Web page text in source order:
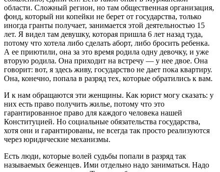
области. Сложный регион, но там общественная организация,
фонд, который ни копейки не берет от государства, только
иногда гранты получает, занимается этой деятельностью 15
лет. Я видел там девушку, которая пришла 6 лет назад туда,
потому что хотела либо сделать аборт, либо бросить ребенка.
А ее приютили, она за это время родила одну девочку, и уже
вторую родила. Она приходит на встречу — у нее двое. Она
говорит: вот, я здесь живу, государство не дает пока квартиру.
Она, конечно, попала в разряд тех, которые обратились к вам.
И к нам обращаются эти женщины. Как юрист могу сказать: у
них есть право получить жилье, потому что это
гарантированное право для каждого человека нашей
Конституцией. Но социальные обязательства государства,
хотя они и гарантированы, не всегда так просто реализуются
через юридические механизмы.
Есть люди, которые волей судьбы попали в разряд так
называемых беженцев. Ими отдельно надо заниматься. Надо